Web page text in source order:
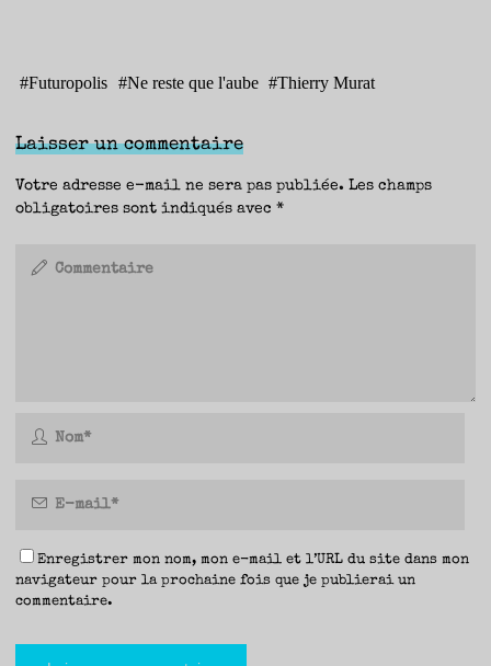
#Futuropolis #Ne reste que l'aube #Thierry Murat
Laisser un commentaire
Votre adresse e-mail ne sera pas publiée. Les champs
obligatoires sont indiqués avec*
Enregistrer mon nom, mon e-mail et l’URL du site dans mon
navigateur pour la prochaine fois que je publierai un
commentaire.